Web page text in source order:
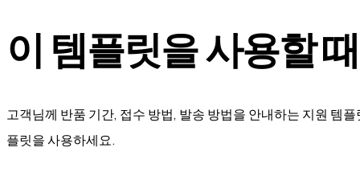
이 템플릿을 사용할 때
고객님께 반품 기간, 접수 방법, 발송 방법을 안내하는 지원 템
플릿을 사용하세요.